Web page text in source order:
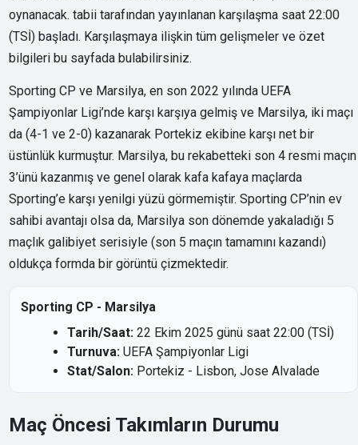
oynanacak. tabii tarafından yayınlanan karşılaşma saat 22:00
(TSİ) başladı. Karşılaşmaya ilişkin tüm gelişmeler ve özet
bilgileri bu sayfada bulabilirsiniz.
Sporting CP ve Marsilya, en son 2022 yılında UEFA
Şampiyonlar Ligi’nde karşı karşıya gelmiş ve Marsilya, iki maçı
da (4-1 ve 2-0) kazanarak Portekiz ekibine karşı net bir
üstünlük kurmuştur. Marsilya, bu rekabetteki son 4 resmi maçın
3’ünü kazanmış ve genel olarak kafa kafaya maçlarda
Sporting’e karşı yenilgi yüzü görmemiştir. Sporting CP’nin ev
sahibi avantajı olsa da, Marsilya son dönemde yakaladığı 5
maçlık galibiyet serisiyle (son 5 maçın tamamını kazandı)
oldukça formda bir görüntü çizmektedir.
Sporting CP - Marsilya
Tarih/Saat: 22 Ekim 2025 günü saat 22:00 (TSİ)
Turnuva: UEFA Şampiyonlar Ligi
Stat/Salon: Portekiz - Lisbon, Jose Alvalade
Maç Öncesi Takımların Durumu